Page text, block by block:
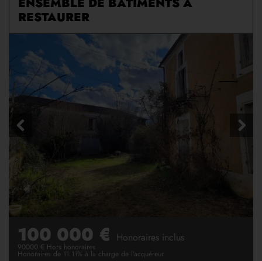
RESTAURER
100 000 € Honoraires inclus
90000 € Hors honoraires
Honoraires de 11.11% à la charge de l’acquéreur